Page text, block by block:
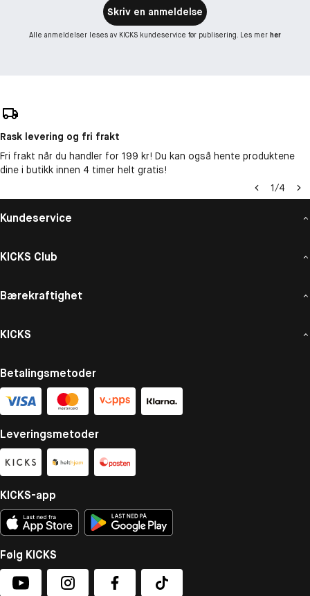
Skriv en anmeldelse
Alle anmeldelser leses av KICKS kundeservice før publisering. Les mer her
Rask levering og fri frakt
Fri frakt når du handler for 199 kr! Du kan også hente produktene
dine i butikk innen 4 timer helt gratis!
1/4
Kundeservice
KICKS Club
Bærekraftighet
KICKS
Betalingsmetoder
Leveringsmetoder
KICKS-app
Følg KICKS